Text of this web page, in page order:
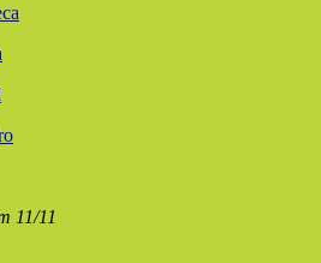
11/11